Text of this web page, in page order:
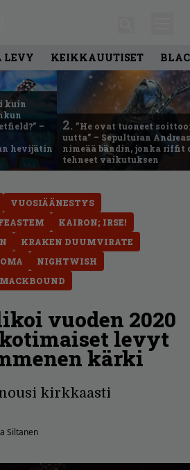
LEVY KEIKKAUUTISET
kuin
–
hevijätin
2. ”He ovat tuoneet
uutta” – Sepulturan
nimeää bändin, jonka riffit
tehneet vaikutuksen
VUOSIÄÄNESTYS
KAIRON; IRSE!
KRAKEN DUUMVIRATE
NIGHTWISH
vuoden 2020
levyt
kärki
kirkkaasti
Siltanen